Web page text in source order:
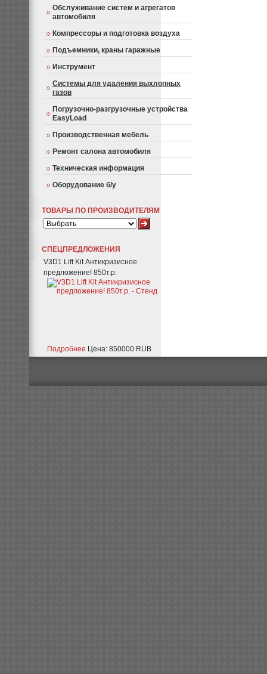
Обслуживание систем и агрегатов
автомобиля
Компрессоры и подготовка воздуха
Подъемники, краны гаражные
Инструмент
Системы для удаления выхлопных
газов
Погрузочно-разгрузочные устройства
EasyLoad
Производственная мебель
Ремонт салона автомобиля
Техническая информация
Оборудование б/у
ТОВАРЫ ПО ПРОИЗВОДИТЕЛЯМ
СПЕЦПРЕДЛОЖЕНИЯ
V3D1 Lift Kit Антикризисное
предложение! 850т.р.
Подробнее Цена: 850000 RUB